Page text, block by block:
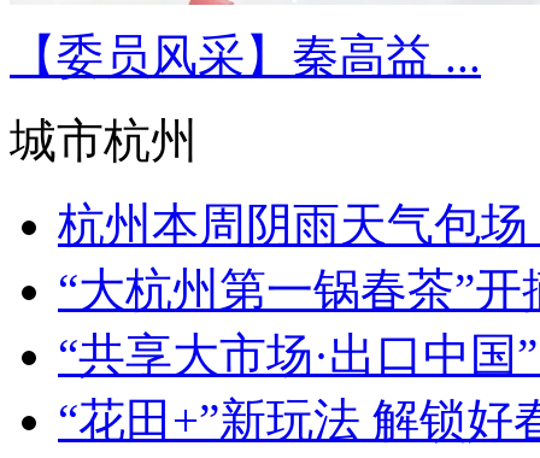
【委员风采】秦高益 ...
城市杭州
杭州本周阴雨天气包
“大杭州第一锅春茶”开
“共享大市场·出口中国
“花田+”新玩法 解锁好